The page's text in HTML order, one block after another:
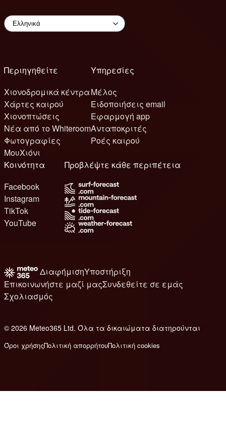
Περιηγηθείτε
Χιονοδρομικά κέντρα
Χάρτες καιρού
Χιονοπτώσεις
Νέα από το Whiteroom
Φωτογραφίες
ΜουΧιόνι
Υπηρεσίες
Μέλος
Ειδοποιήσεις email
Εφαρμογή app
Ανταποκριτές
Ροές καιρού
Κοινότητα
Facebook
Instagram
TikTok
YouTube
Προβλέψτε κάθε περιπέτεια
ΔιαφήμισηΥποστήριξη
Επικοινωνήστε μαζί μαςΣυνδεθείτε σε εμάς
Σχολιασμός
© 2026 Meteo365 Ltd. Όλα τα δικαιώματα διατηρούνται
Όροι χρήσηςΠολιτική απορρήτουΠολιτική cookies